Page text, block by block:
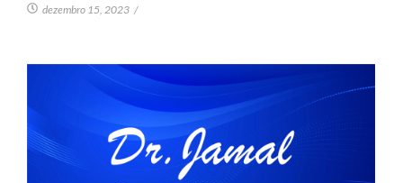
dezembro 15, 2023 /